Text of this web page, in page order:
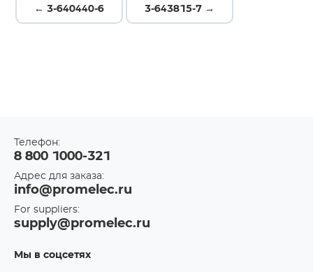
← 3-640440-6 3-643815-7 →
Телефон:
8 800 1000-321
Адрес для заказа:
info@promelec.ru
For suppliers:
supply@promelec.ru
Мы в соцсетях